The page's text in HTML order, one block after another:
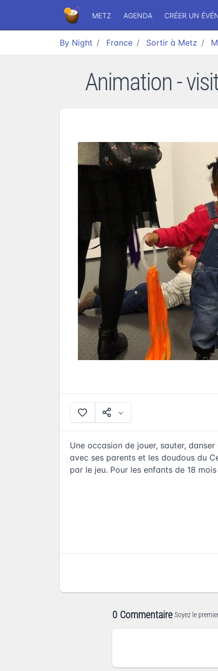
METZ AGENDA CRÉER UN
By Night France Sortir à Metz
Animation -
Une occasion de jouer, sauter,
avec ses parents et les doudous du
par le jeu. Pour les enfants de 18
0 Commentaire Soyez le